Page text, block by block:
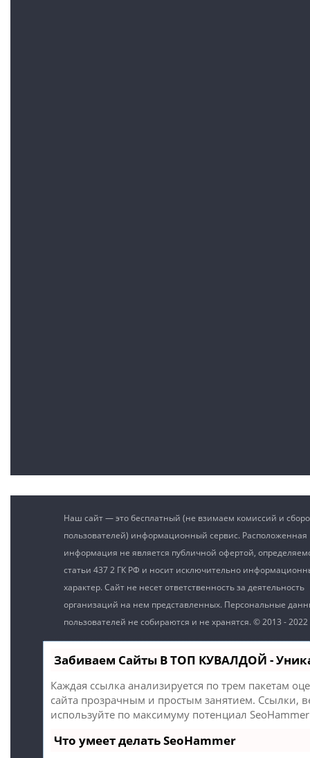
Наш сайт — это бесплатный (не взимаем комиссий и
пользователей) информационный сервис.
информация не является публичной офертой,
статьи 437 2 ГК РФ и носит исключительно
характер. Сайт не несет ответственность за деятельность
организаций на нем представленных. Персональные
пользователей не собираются и не хранятся. © 2013 - 2022
Забиваем Сайты В ТОП КУВАЛДОЙ -
Каждая ссылка анализируется по трем пакетам
сайта прозрачным и простым занятием. Ссылки,
используйте по максимуму потенциал
Что умеет делать SeoHammer